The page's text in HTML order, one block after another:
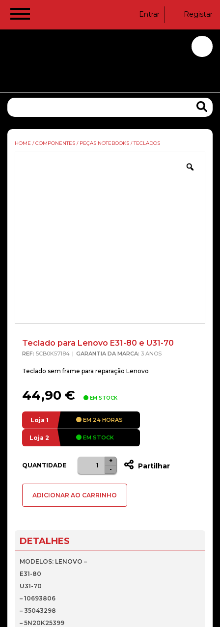
Entrar Registar
HOME / COMPONENTES / PEÇAS NOTEBOOKS / TECLADOS
Teclado para Lenovo E31-80 e U31-70
REF: 5CB0K57184 GARANTIA DA MARCA: 3 ANOS
Teclado sem frame para reparação Lenovo
44,90 € EM STOCK
Loja 1 EM 24 HORAS
Loja 2 EM STOCK
QUANTIDADE
Quantidade
de
para
e
U31-
-
+
Partilhar
ADICIONAR AO CARRINHO
DETALHES
MODELOS: LENOVO –
E31-80
U31-70
– 10693806
– 35043298
– 5N20K25399